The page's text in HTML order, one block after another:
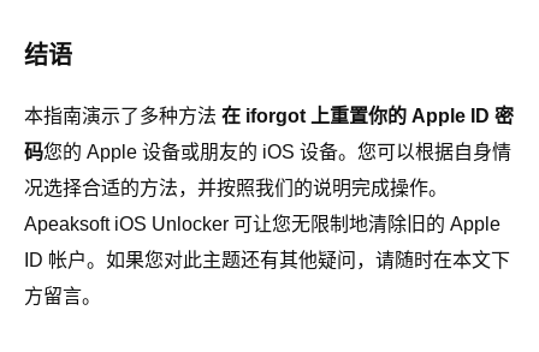
结语
本指南演示了多种方法 在 iforgot 上重置你的 Apple ID 密
码您的 Apple 设备或朋友的 iOS 设备。您可以根据自身情
况选择合适的方法，并按照我们的说明完成操作。
Apeaksoft iOS Unlocker 可让您无限制地清除旧的 Apple
ID 帐户。如果您对此主题还有其他疑问，请随时在本文下
方留言。